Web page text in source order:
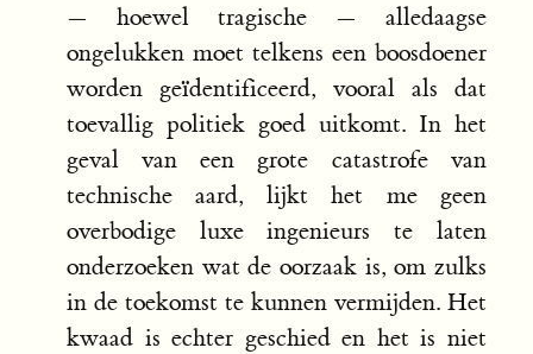
— hoewel tragische — alledaagse
ongelukken moet telkens een boosdoener
worden geïdentificeerd, vooral als dat
toevallig politiek goed uitkomt. In het
geval van een grote catastrofe van
technische aard, lijkt het me geen
overbodige luxe ingenieurs te laten
onderzoeken wat de oorzaak is, om zulks
in de toekomst te kunnen vermijden. Het
kwaad is echter geschied en het is niet